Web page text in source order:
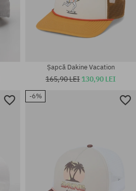
Șapcă Dakine Vacation
165,90 LEI 130,90 LEI
-6%